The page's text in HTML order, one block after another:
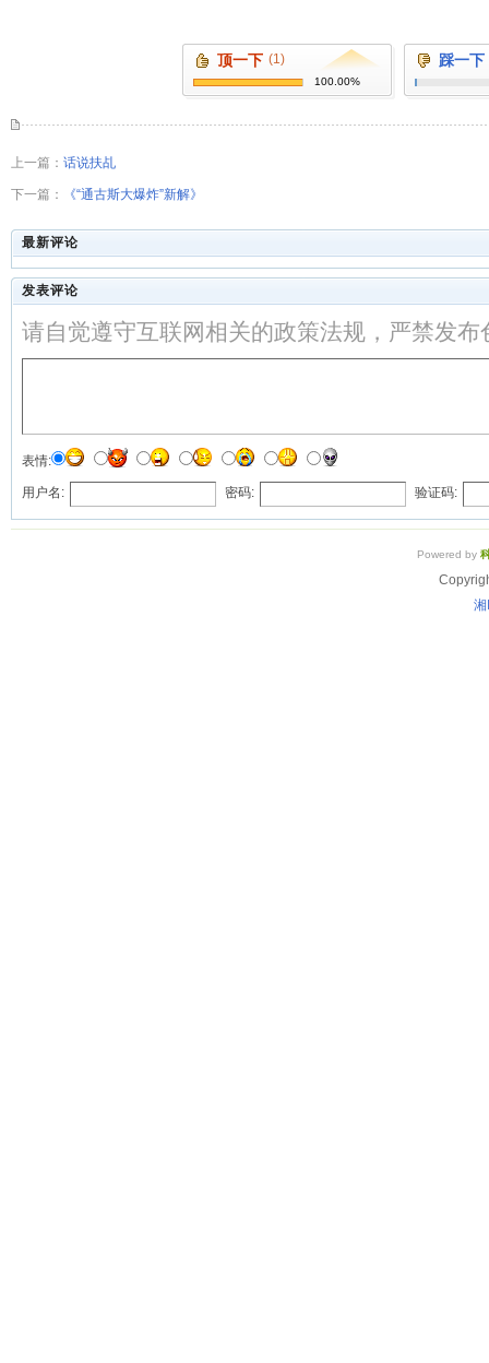
顶一下 (1)
100.00%
踩一下
上一篇： 话说扶乩
下一篇： 《“通古斯大爆炸”新解》
最新评论
发表评论
请自觉遵守互联网相关的政策法规，严禁发
表情:
用户名: 密码: 验证码:
Powered by